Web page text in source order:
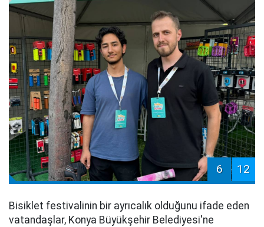
6 12
Bisiklet festivalinin bir ayrıcalık olduğunu ifade eden
vatandaşlar, Konya Büyükşehir Belediyesi'ne